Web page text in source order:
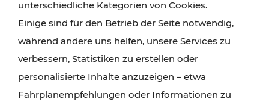
Radtouren oder purer Naturgenuss – viele
Attraktionen sind mit den Ticket- und Fahrplan-
Angeboten des VOR gut und schnell erreichbar.
unterschiedliche Kategorien von Cookies.
Einige sind für den Betrieb der Seite notwendig,
während andere uns helfen, unsere Services zu
verbessern, Statistiken zu erstellen oder
personalisierte Inhalte anzuzeigen – etwa
Fahrplanempfehlungen oder Informationen zu